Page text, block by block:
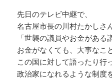
先日のテレビ中継で、
名古屋市長の川村たかしさ
「世襲の議員やお金がある
お金がなくても、大事なこ
この国に対して語ったり行
政治家になれるような制度を